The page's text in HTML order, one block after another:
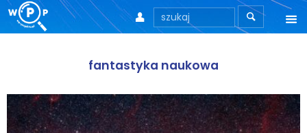

Motto
 
fantastyka naukowa